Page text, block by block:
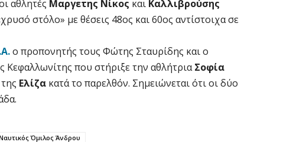
αθλητές Μαργετης Νίκος και Καλλιβρούσης
στόλο» με θέσεις 48ος και 60ος αντίστοιχα σε
ο προπονητής τους Φώτης Σταυρίδης και ο
Κεφαλλωνίτης που στήριξε την αθλήτριαΣοφία
Ελίζα κατά το παρελθόν. Σημειώνεται ότι οι δύο
Όμιλος Άνδρου